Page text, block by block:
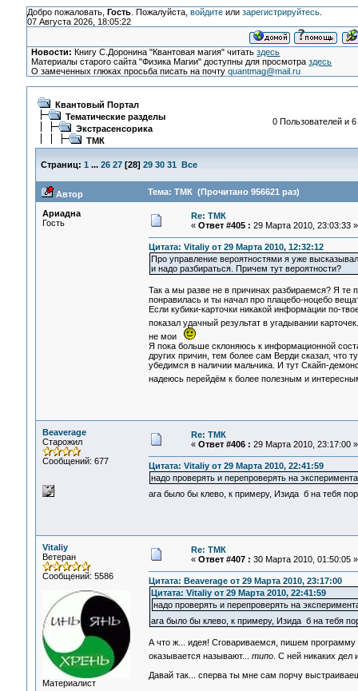
Добро пожаловать, Гость. Пожалуйста, войдитеили зарегистрируйтесь.
07 Августа 2026, 18:05:22
Новости: Книгу С.Доронина "Квантовая магия" читатьздесь
Материалы старого сайта "Физика Магии" доступны для просмотраздесь
О замеченных глюках просьба писать на почтуquantmag@mail.ru
Квантовый Портал
Тематические разделы
Экстрасенсорика
ТМК
0 Пользователей и
Страниц: 1 ... 26 27[28] 29 30 31 Все
Автор Тема: ТМК (Прочитано 956621 раз)
Ариадна
Гость
Re: ТМК
« Ответ #405 : 29 Марта 2010, 23:03:33 »
Цитата: Vitaliy от 29 Марта 2010, 12:32:12
Про управление вероятностями я уже
и надо разбираться. Причем тут вероятности?
Так а мы разве не в причинах разбираемся? Я те
понравилась и ты начал про плацебо-ноцебо
Если кубики-карточки никакой информации по-
показал удачный результат в угадывании
не мои
Я пока больше склоняюсь к информационной
других причин, тем более сам Верди сказал, что
убедимся в наличии мальчика. И тут Скайп-
надеюсь перейдём к более полезным и
Beaverage
Старожил
Сообщений: 677
Re: ТМК
« Ответ #406 : 29 Марта 2010, 23:17:00 »
Цитата: Vitaliy от 29 Марта 2010, 22:41:59
надо проверять и перепроверять на
ага было бы клево, к примеру, Изида б на тебя
Vitaliy
Ветеран
Сообщений: 5586
Материалист
Re: ТМК
« Ответ #407 : 30 Марта 2010, 01:50:05 »
Цитата: Beaverage от 29 Марта 2010, 23:17:00
Цитата: Vitaliy от 29 Марта 2010, 22:41:59
надо проверять и перепроверять на
ага было бы клево, к примеру, Изида б на тебя
А что ж... идея! Сговариваемся, пишем программу
оказывается называют... типо. С ней никаких дел
Давай так... сперва ты мне сам порчу